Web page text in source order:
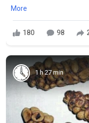
More
180 98
1 h 27 min